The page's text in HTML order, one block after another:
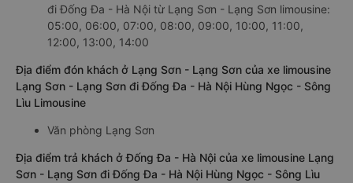
đi Đống Đa - Hà Nội từ Lạng Sơn - Lạng Sơn limousine:
05:00, 06:00, 07:00, 08:00, 09:00, 10:00, 11:00,
12:00, 13:00, 14:00
Địa điểm đón khách ở Lạng Sơn - Lạng Sơn của xe limousine
Lạng Sơn - Lạng Sơn đi Đống Đa - Hà Nội Hùng Ngọc - Sông
Lìu Limousine
Văn phòng Lạng Sơn
Địa điểm trả khách ở Đống Đa - Hà Nội của xe limousine Lạng
Sơn - Lạng Sơn đi Đống Đa - Hà Nội Hùng Ngọc - Sông Lìu